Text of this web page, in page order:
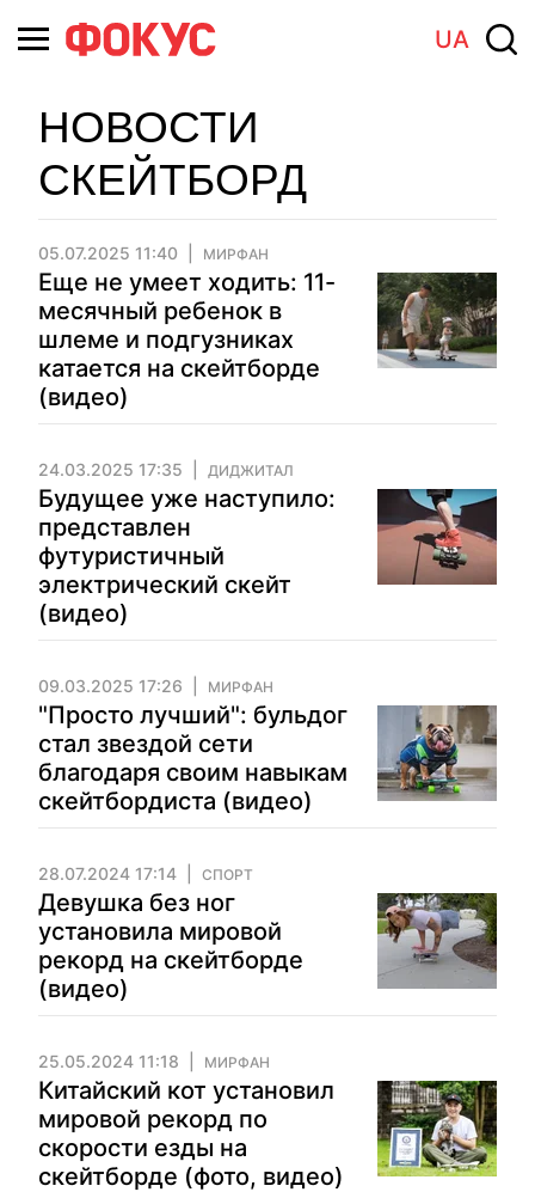
UA
НОВОСТИ
СКЕЙТБОРД
05.07.2025 11:40 МИРФАН
Еще не умеет ходить: 11-
месячный ребенок в
шлеме и подгузниках
катается на скейтборде
(видео)
24.03.2025 17:35 ДИДЖИТАЛ
Будущее уже наступило:
представлен
футуристичный
электрический скейт
(видео)
09.03.2025 17:26 МИРФАН
"Просто лучший": бульдог
стал звездой сети
благодаря своим навыкам
скейтбордиста (видео)
28.07.2024 17:14 СПОРТ
Девушка без ног
установила мировой
рекорд на скейтборде
(видео)
25.05.2024 11:18 МИРФАН
Китайский кот установил
мировой рекорд по
скорости езды на
скейтборде (фото, видео)